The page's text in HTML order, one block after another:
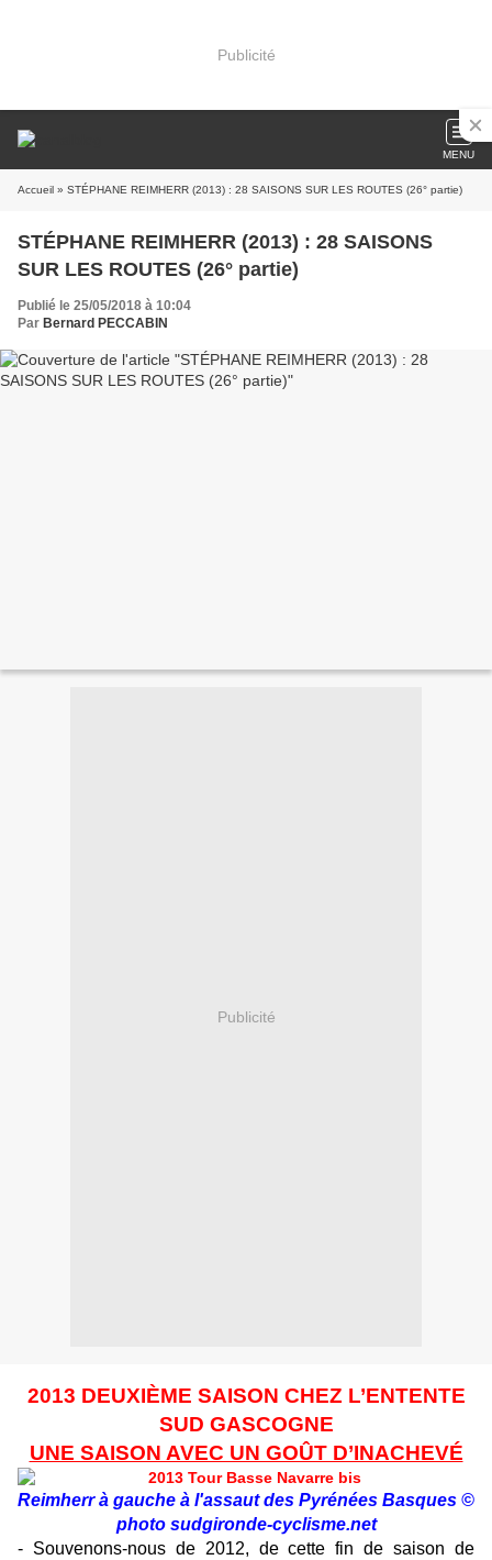
Publicité
MENU
Accueil » STÉPHANE REIMHERR (2013) : 28 SAISONS SUR LES ROUTES (26° partie)
STÉPHANE REIMHERR (2013) : 28 SAISONS
SUR LES ROUTES (26° partie)
Publié le 25/05/2018 à 10:04
Par Bernard PECCABIN
Publicité
2013 DEUXIÈME SAISON CHEZ L’ENTENTE
SUD GASCOGNE
UNE SAISON AVEC UN GOÛT D’INACHEVÉ
Reimherr à gauche à l'assaut des Pyrénées Basques ©
photo sudgironde-cyclisme.net
- Souvenons-nous de 2012, de cette fin de saison de